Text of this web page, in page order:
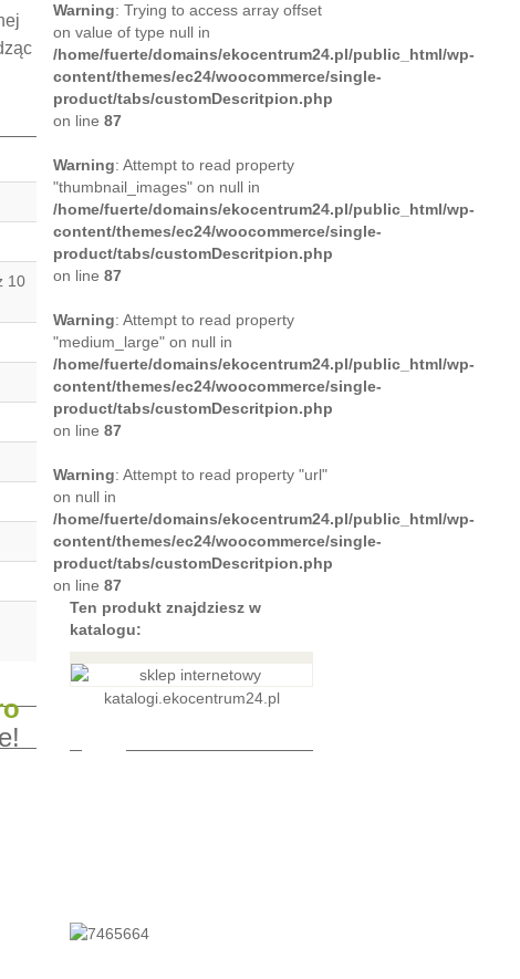
10
Warning: Trying to access array offset
on value of type null in
/home/fuerte/domains/ekocentrum24.pl/public_html/wp-
content/themes/ec24/woocommerce/single-
product/tabs/customDescritpion.php
on line 87
Warning: Attempt to read property
"thumbnail_images" on null in
/home/fuerte/domains/ekocentrum24.pl/public_html/wp-
content/themes/ec24/woocommerce/single-
product/tabs/customDescritpion.php
on line 87
Warning: Attempt to read property
"medium_large" on null in
/home/fuerte/domains/ekocentrum24.pl/public_html/wp-
content/themes/ec24/woocommerce/single-
product/tabs/customDescritpion.php
on line 87
Warning: Attempt to read property "url"
on null in
/home/fuerte/domains/ekocentrum24.pl/public_html/wp-
content/themes/ec24/woocommerce/single-
product/tabs/customDescritpion.php
on line 87
Ten produkt znajdziesz w
katalogu:
katalogi.ekocentrum24.pl